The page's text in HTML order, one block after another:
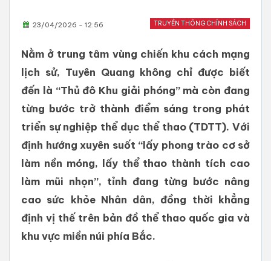
TRUYỀN THÔNG CHÍNH SÁCH
23/04/2026 - 12:56
Nằm ở trung tâm vùng chiến khu cách mạng
lịch sử, Tuyên Quang không chỉ được biết
đến là “Thủ đô Khu giải phóng” mà còn đang
từng bước trở thành điểm sáng trong phát
triển sự nghiệp thể dục thể thao (TDTT). Với
định hướng xuyên suốt “lấy phong trào cơ sở
làm nền móng, lấy thể thao thành tích cao
làm mũi nhọn”, tỉnh đang từng bước nâng
cao sức khỏe Nhân dân, đồng thời khẳng
định vị thế trên bản đồ thể thao quốc gia và
khu vực miền núi phía Bắc.